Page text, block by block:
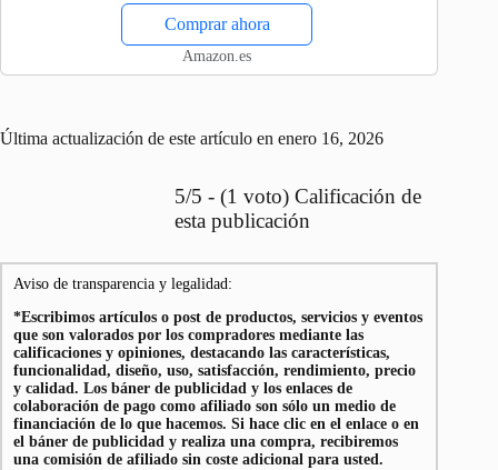
Comprar ahora
Amazon.es
Última actualización de este artículo en enero 16, 2026
5/5 - (1 voto) Calificación de
esta publicación
Aviso de transparencia y legalidad:
*Escribimos artículos o post de productos, servicios y eventos
que son valorados por los compradores mediante las
calificaciones y opiniones, destacando las características,
funcionalidad, diseño, uso, satisfacción, rendimiento, precio
y calidad. Los báner de publicidad y los enlaces de
colaboración de pago como afiliado son sólo un medio de
financiación de lo que hacemos. Si hace clic en el enlace o en
el báner de publicidad y realiza una compra, recibiremos
una comisión de afiliado sin coste adicional para usted.